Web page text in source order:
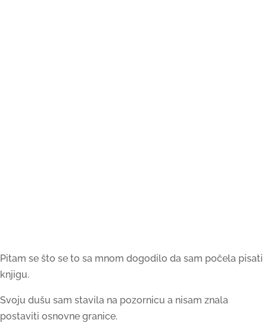
Pitam se što se to sa mnom dogodilo da sam počela pisati
knjigu.
Svoju dušu sam stavila na pozornicu a nisam znala
postaviti osnovne granice.